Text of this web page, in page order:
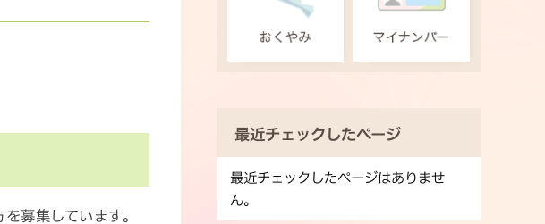
募集しています。
最近チェックしたページ
最近チェックしたページはありませ
ん。